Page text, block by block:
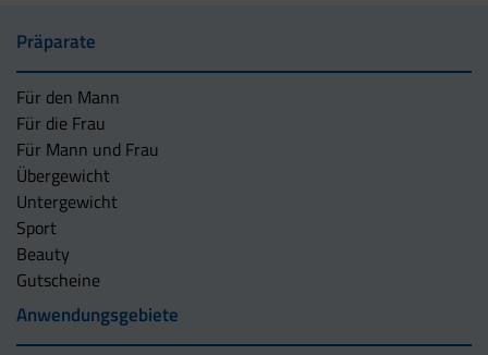
Präparate
Für den Mann
Für die Frau
Für Mann und Frau
Übergewicht
Untergewicht
Sport
Beauty
Gutscheine
Anwendungsgebiete